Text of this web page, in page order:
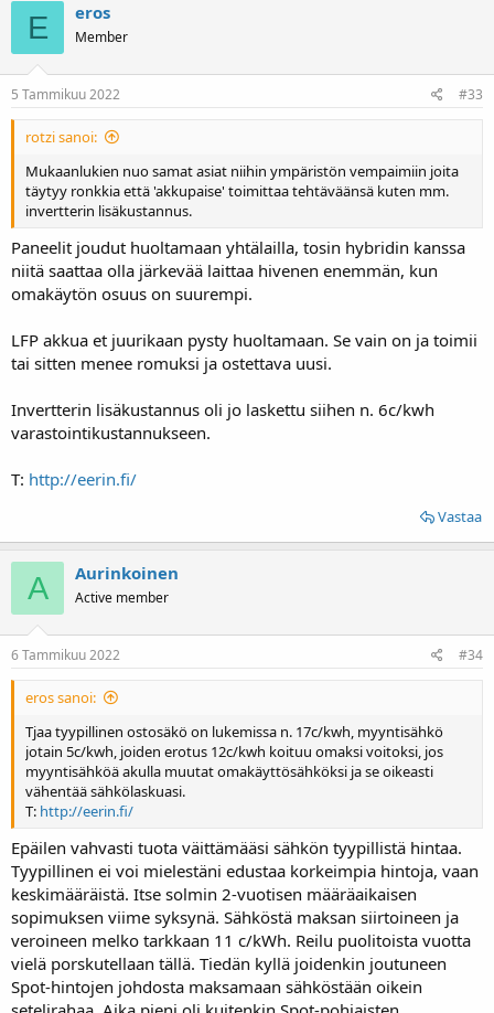
E eros
Member
5 Tammikuu 2022 #33
rotzi sanoi:
Mukaanlukien nuo samat asiat niihin ympäristön vempaimiin joita
täytyy ronkkia että 'akkupaise' toimittaa tehtäväänsä kuten mm.
invertterin lisäkustannus.
Paneelit joudut huoltamaan yhtälailla, tosin hybridin kanssa
niitä saattaa olla järkevää laittaa hivenen enemmän, kun
omakäytön osuus on suurempi.
LFP akkua et juurikaan pysty huoltamaan. Se vain on ja toimii
tai sitten menee romuksi ja ostettava uusi.
Invertterin lisäkustannus oli jo laskettu siihen n. 6c/kwh
varastointikustannukseen.
T: http://eerin.fi/
Vastaa
A Aurinkoinen
Active member
6 Tammikuu 2022 #34
eros sanoi:
Tjaa tyypillinen ostosäkö on lukemissa n. 17c/kwh, myyntisähkö
jotain 5c/kwh, joiden erotus 12c/kwh koituu omaksi voitoksi, jos
myyntisähköä akulla muutat omakäyttösähköksi ja se oikeasti
vähentää sähkölaskuasi.
T: http://eerin.fi/
Epäilen vahvasti tuota väittämääsi sähkön tyypillistä hintaa.
Tyypillinen ei voi mielestäni edustaa korkeimpia hintoja, vaan
keskimääräistä. Itse solmin 2-vuotisen määräaikaisen
sopimuksen viime syksynä. Sähköstä maksan siirtoineen ja
veroineen melko tarkkaan 11 c/kWh. Reilu puolitoista vuotta
vielä porskutellaan tällä. Tiedän kyllä joidenkin joutuneen
Spot-hintojen johdosta maksamaan sähköstään oikein